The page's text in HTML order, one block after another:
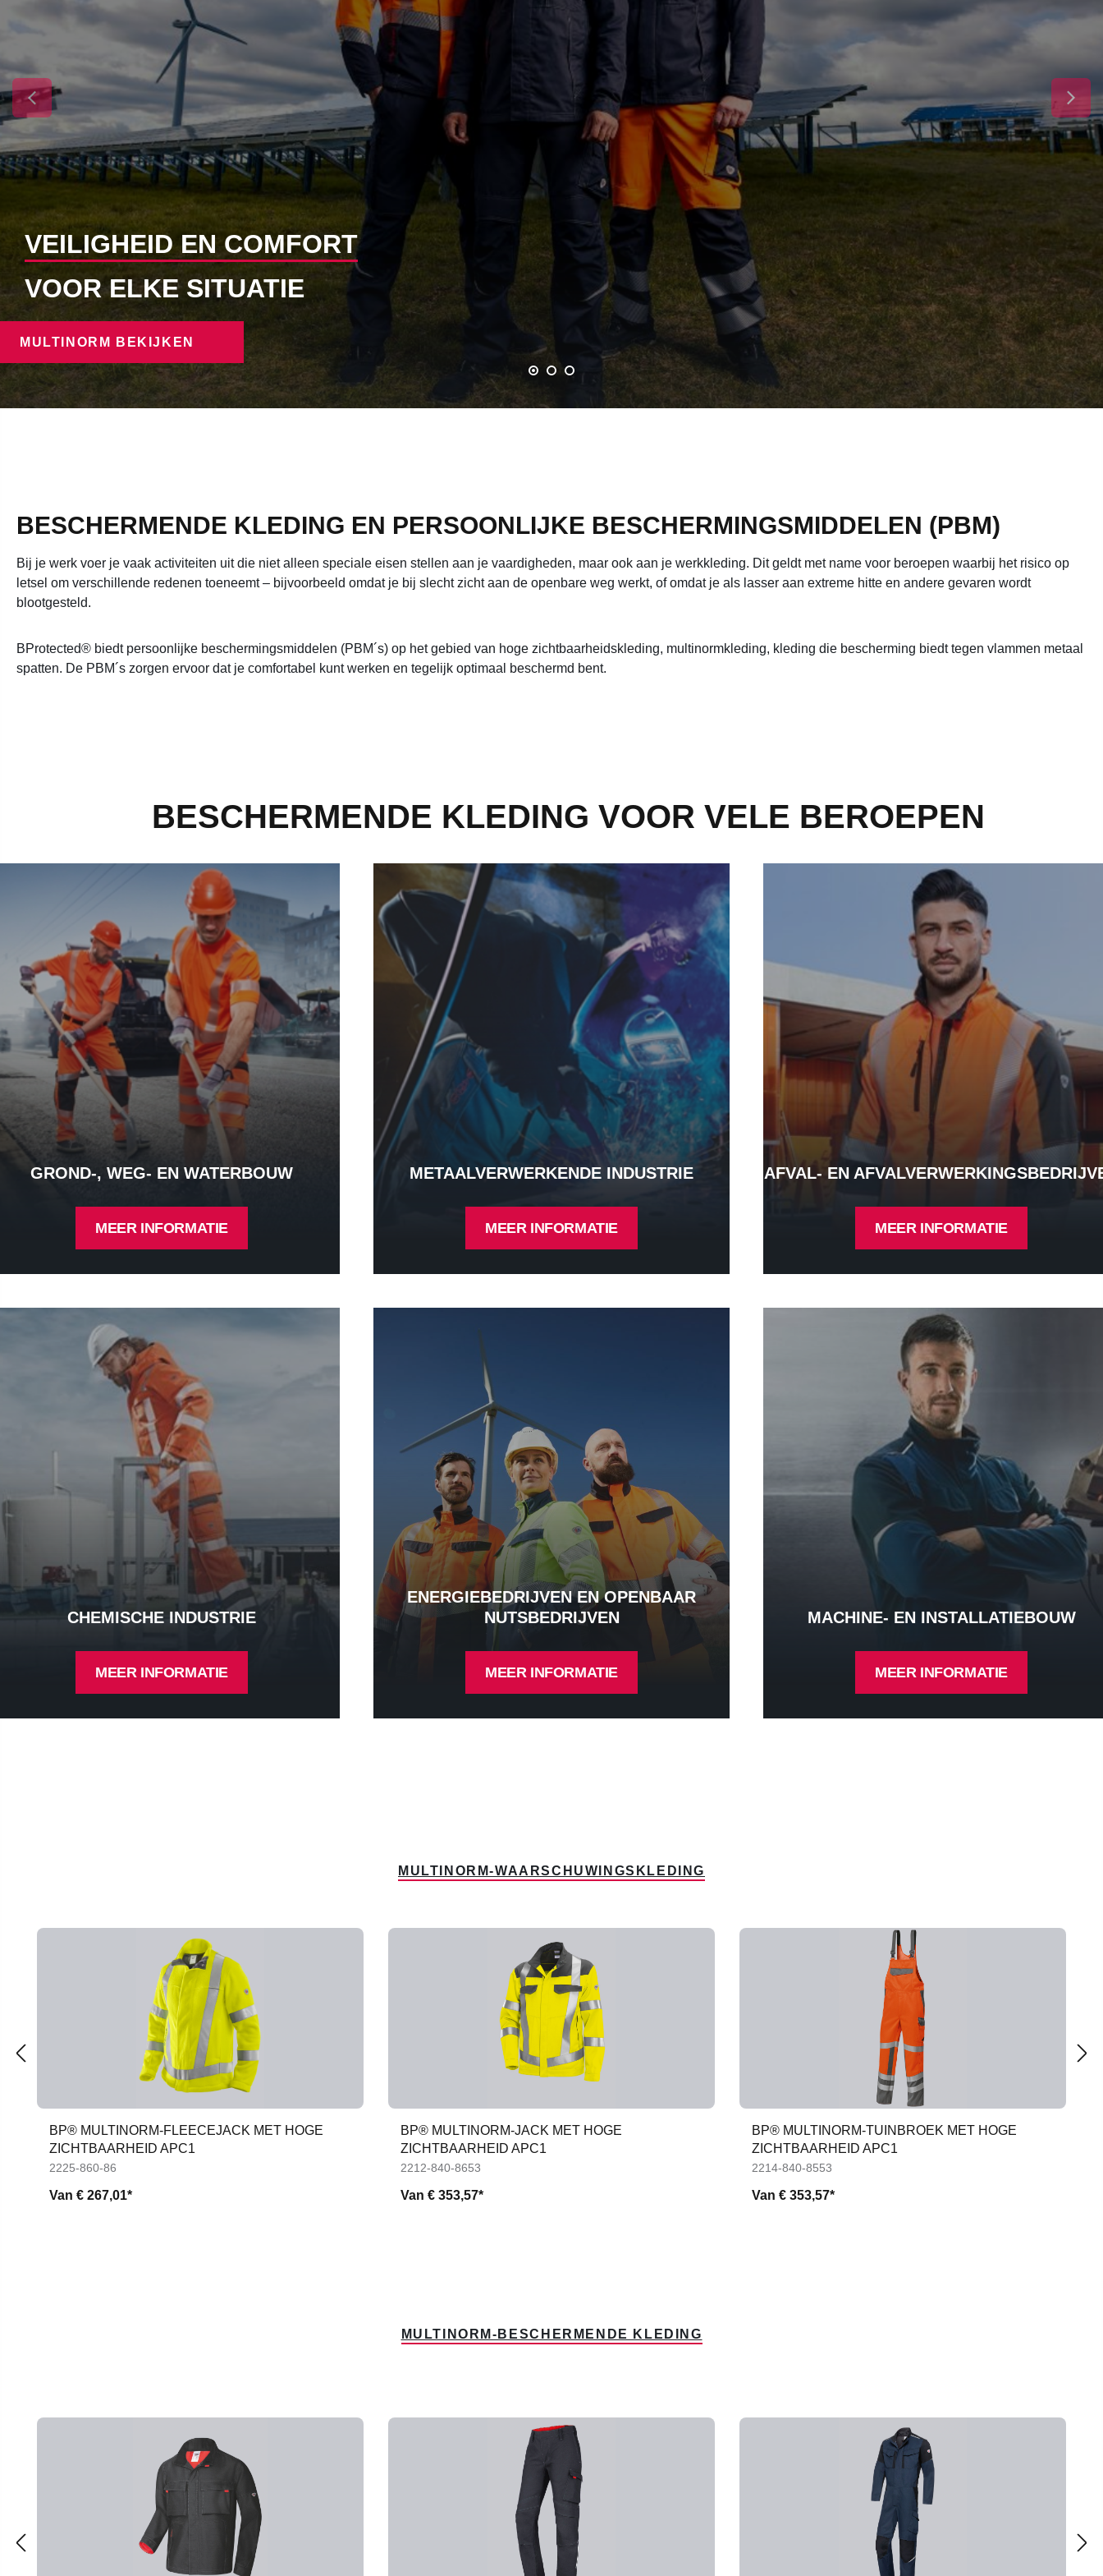
EN COMFORT
ELKE SITUATIE
BEKIJKEN
BESCHERMENDE KLEDING EN PERSOONLIJKE BESCHERMINGSMIDDELEN (PBM)
Bij je werk voer je vaak activiteiten uit die niet alleen speciale eisen stellen aan je vaardigheden, maar ook aan je werkkleding. Dit geldt met name voor beroepen waarbij het risico op
letsel om verschillende redenen toeneemt ‒ bijvoorbeeld omdat je bij slecht zicht aan de openbare weg werkt, of omdat je als lasser aan extreme hitte en andere gevaren wordt
blootgesteld.
BProtected® biedt persoonlijke beschermingsmiddelen (PBM´s) op het gebied van hoge zichtbaarheidskleding, multinormkleding, kleding die bescherming biedt tegen vlammen metaal
spatten. De PBM´s zorgen ervoor dat je comfortabel kunt werken en tegelijk optimaal beschermd bent.
BESCHERMENDE KLEDING VOOR VELE BEROEPEN
GROND-, WEG- EN WATERBOUW
, weg- en waterbouw - Meer informatie
MEER INFORMATIE
METAALVERWERKENDE INDUSTRIE
Metaalverwerkende industrie - Meer informatie
MEER INFORMATIE
AFVAL- EN
Afval- en afvalverwerkingsbedrijven - Meer informatie
MEER INFORMATIE
CHEMISCHE INDUSTRIE
MEER INFORMATIE
ENERGIEBEDRIJVEN EN OPENBAAR
NUTSBEDRIJVEN
MEER INFORMATIE
MACHINE- EN INSTALLATIEBOUW
Machine- en installatiebouw - Meer informatie
MEER INFORMATIE
MULTINORM-WAARSCHUWINGSKLEDING
BP® MULTINORM-FLEECEJACK MET HOGE
ZICHTBAARHEID APC1
2225-860-86
Van € 267,01*
BP® MULTINORM-JACK MET HOGE
ZICHTBAARHEID APC1
2212-840-8653
Van € 353,57*
BP® MULTINORM-TUINBROEK MET HOGE
ZICHTBAARHEID APC1
2214-840-8553
Van € 353,57*
MULTINORM-BESCHERMENDE KLEDING